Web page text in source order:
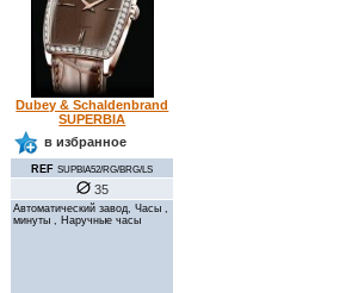
Dubey & Schaldenbrand
SUPERBIA
в избранное
REF SUPBIA52/RG/BRG/LS
35
Автоматический завод, Часы ,
минуты , Наручные часы